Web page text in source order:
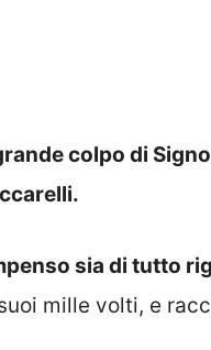
colpo di
sia di tutto
mille volti, e